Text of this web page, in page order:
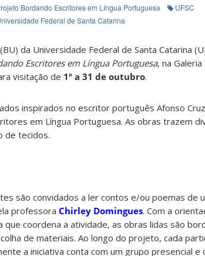
Bordando Escritores em Língua Portuguesa
UFSC
Federal de Santa Catarina
da Universidade Federal de Santa Catarina
Escritores em Língua Portuguesa, na
visitação de 1º a 31 de outubro.
inspirados no escritor português Afonso
em Língua Portuguesa. As obras trazem
de tecidos.
são convidados a ler contos e/ou poemas de
professora Chirley Domingues. Com a
coordena a atividade, as obras lidas são
de materiais. Ao longo do projeto, cada
a iniciativa conta com um grupo presencial e